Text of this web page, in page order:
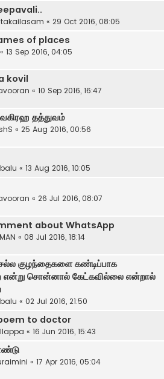
« 29 Oct 2016, 08:05
of places
« 13 Sep 2016, 04:05
kovil
« 10 Sep 2016, 16:47
தத்துவம்
« 25 Aug 2016, 00:56
« 13 Aug 2016, 10:05
« 26 Jul 2016, 08:07
about WhatsApp
« 08 Jul 2016, 18:14
குழந்தைகளை கண்டிப்பாக
என்று சொன்னால் கேட்கவில்லை என்றால்
« 02 Jul 2016, 21:50
to doctor
« 16 Jun 2016, 15:43
« 17 Apr 2016, 05:04